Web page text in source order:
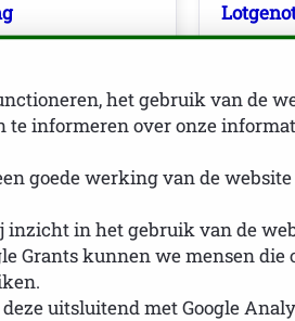
WIA/IVA en
elkaar in
en
📢
Via
het gebruik van de
te informeren over onze
goede werking van de website
in het gebruik van de
Grants kunnen we mensen die
uitsluitend met Google